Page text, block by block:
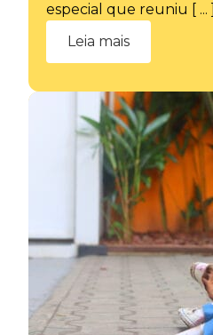
especial que reuniu [ ... ]
Leia mais